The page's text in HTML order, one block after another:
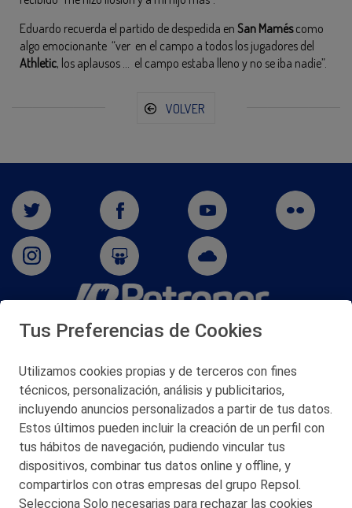
Eduardo recuerda el partido de despedida en San Maméscomo
algo emocionante “ver en el campo a todos los jugadores del
Athletic, los aplausos … el campo estaba lleno y no se iba nadie”.
VOLVER
San Martín 5-Edificio Muñatones,
© 2026 Petronor S.A.
CONTACTO
Tus Preferencias de Cookies
Utilizamos cookies propias y de terceros con fines
técnicos, personalización, análisis y publicitarios,
incluyendo anuncios personalizados a partir de tus datos.
Estos últimos pueden incluir la creación de un perfil con
tus hábitos de navegación, pudiendo vincular tus
dispositivos, combinar tus datos online y offline, y
compartirlos con otras empresas del grupo Repsol.
Selecciona Solo necesarias para rechazar las cookies